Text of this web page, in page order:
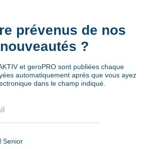
prévenus de nos
?
et geroPRO sont publiées chaque
automatiquement après que vous ayez
dans le champ indiqué.
Senior